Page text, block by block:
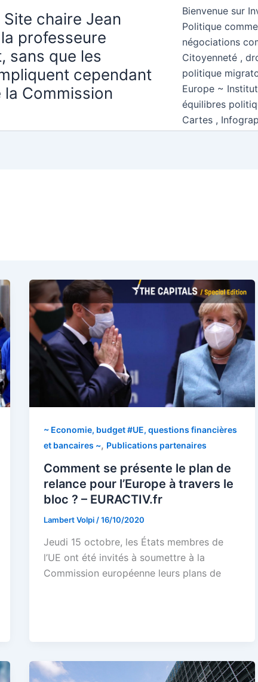
chaire Jean
professeure
sans que les
cependant
Commission
Bienvenue sur
Politique
négociations
Citoyenneté ,
politique
Europe ~
équilibres
Cartes ,
~ Economie, budget #UE, questions financières
et bancaires ~, Publications partenaires
Comment se présente le plan de
relance pour l’Europe à travers le
bloc ? – EURACTIV.fr
Lambert Volpi /16/10/2020
Jeudi 15 octobre, les États membres de
l’UE ont été invités à soumettre à la
Commission européenne leurs plans de